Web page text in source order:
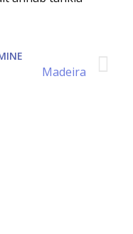
Madeira